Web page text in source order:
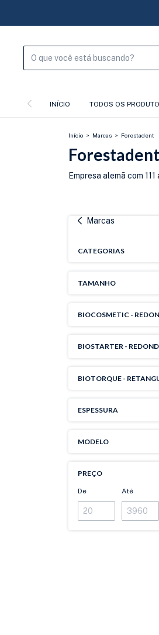
INÍCIO TODOS OS
Início > Marcas > Forestadent
Forestadent
Empresa alemã com
Marcas
CATEGORIAS
TAMANHO
BIOCOSMETIC -
BIOSTARTER -
BIOTORQUE -
ESPESSURA
MODELO
PREÇO
De Até